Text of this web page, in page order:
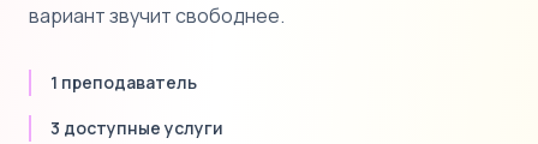
вариант звучит свободнее.
1 преподаватель
3 доступные услуги